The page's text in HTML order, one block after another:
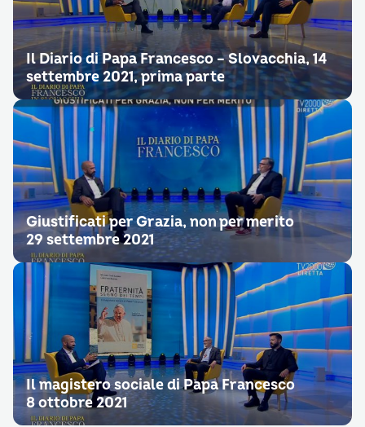
Il Diario di Papa Francesco – Slovacchia, 14
settembre 2021, prima parte
Giustificati per Grazia, non per merito
29 settembre 2021
Il magistero sociale di Papa Francesco
8 ottobre 2021